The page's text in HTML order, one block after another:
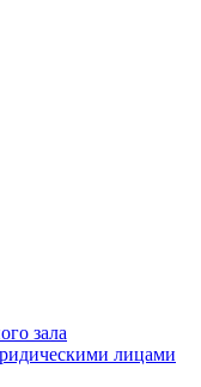
зала
лицами